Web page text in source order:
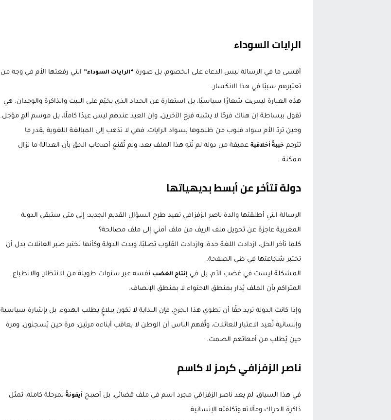
الرايات السوداء
أقسى ما في الرسالة ليس الدعاء على الخصوم، بل صورة “الرايات السوداء” التي رفعتها الأم في وجه من
تعتبرهم سببًا في هذا الانكسار.
هذه العبارة ليست شعارًا سياسيًا، بل استعارة عن الحداد الذي يخيّم على البيت والذاكرة والوجدان. هي
تقول ببساطة إن هناك فرحًا لا يشبه فرح الآخرين، وإن العيد عندهم ليس عيدًا كاملًا، بل موسم ألمٍ مؤجل.
وحين تردّ الأم سواد قلوب من ظلموها بسواد الرايات، فهي لا تذهب إلى المبالغة اللغوية بقدر ما
تترجم خيبةً أخلاقية عميقة من دولة لم تُنهِ هذا الملف بعد، ولم تُقنع أصحاب الحق بأن العدالة ما تزال
ممكنة.
دولة تتأخر عن أبسط بديهياتها
الرسالة التي أطلقتها والدة ناصر الزفزافي تعيد طرح السؤال القديم الجديد: إلى متى ستبقى الدولة
المغربية عاجزة عن تحويل ملف الريف من ملف أمني إلى ملف مصالحة؟
كلما تأخر الحل، ازدادت اللغة حدة، وازدادت القلوب تصلبًا، وبدت الدولة وكأنها تختبر صبر العائلات بدل أن
تختبر شجاعتها في طي الصفحة.
المشكلة ليست في غضب الأم، بل في إنتاج الغضب نفسه عبر سنوات طويلة من الانتظار، والانطباع
المتراكم بأن الملف يُدار بمنطق الاحتواء لا بمنطق الإنصاف.
وإذا كانت الدولة تريد حقًا أن تطوي هذا الجرح، فإن البداية لا تكون ببلاغٍ يطلب الهدوء، بل بإشارة سياسية
وإنسانية تُعيد الاعتبار للعائلات، وتُفهم الناس أن الوطن لا يعاقب أبناءه مرتين: مرة حين يُسجنون، ومرة
حين يُطلب من أمهاتهم الصمت.
ناصر الزفزافي كرمز لا كاسم
في هذا السياق، لم يعد ناصر الزفزافي مجرد اسم في ملف قضائي، بل أصبح أيقونةً لمرحلة كاملة، تمثل
ذاكرة الحراك ومآلاته وتكلفته الإنسانية.